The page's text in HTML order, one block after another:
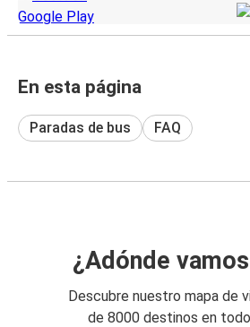
En esta página
Paradas de bus FAQ
¿Adónde
Descubre nuestro mapa de
de 8000 destinos en